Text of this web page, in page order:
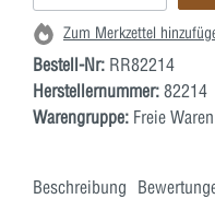
Zum Merkzettel
Bestell-Nr: RR82214
Herstellernummer: 82214
Warengruppe: Freie Waren
Beschreibung